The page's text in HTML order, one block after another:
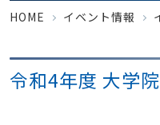
HOME イベント情報
令和4年度 大学